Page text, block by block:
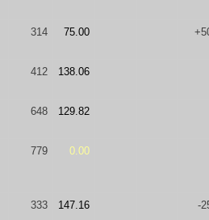
314 75.00
412 138.06
648 129.82
779 0.00
333 147.16 -